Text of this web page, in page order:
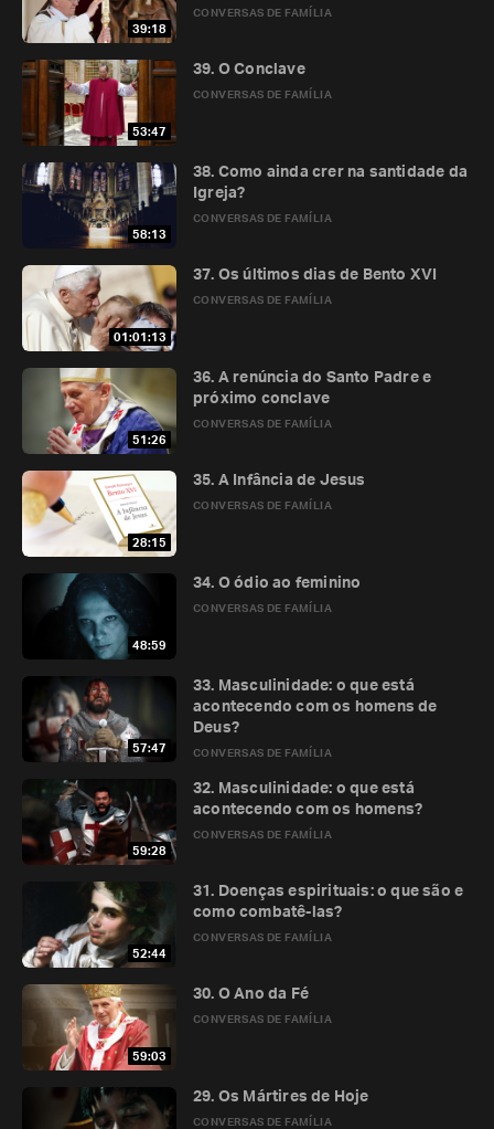
39:18
CONVERSAS DE FAMÍLIA
53:47
CONVERSAS DE FAMÍLIA
39. O Conclave
58:13
CONVERSAS DE FAMÍLIA
38. Como ainda crer na santidade da
Igreja?
01:01:13
CONVERSAS DE FAMÍLIA
37. Os últimos dias de Bento XVI
51:26
CONVERSAS DE FAMÍLIA
36. A renúncia do Santo Padre e
próximo conclave
28:15
CONVERSAS DE FAMÍLIA
35. A Infância de Jesus
48:59
CONVERSAS DE FAMÍLIA
34. O ódio ao feminino
57:47 CONVERSAS DE FAMÍLIA
33. Masculinidade: o que está
acontecendo com os homens de
Deus?
59:28
CONVERSAS DE FAMÍLIA
32. Masculinidade: o que está
acontecendo com os homens?
52:44
CONVERSAS DE FAMÍLIA
31. Doenças espirituais: o que são e
como combatê-las?
59:03
CONVERSAS DE FAMÍLIA
30. O Ano da Fé
CONVERSAS DE FAMÍLIA
29. Os Mártires de Hoje